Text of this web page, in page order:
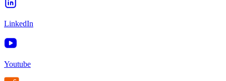
LinkedIn
Youtube